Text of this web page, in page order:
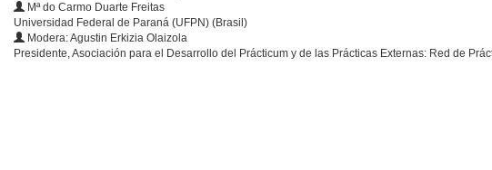
Mª do Carmo Duarte Freitas
Universidad Federal de Paraná (UFPN) (Brasil)
Modera: Agustin Erkizia Olaizola
Presidente, Asociación para el Desarrollo del Prácticum y de las Prácticas Externas: Red de